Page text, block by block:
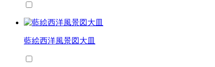
藍絵西洋風景図大皿